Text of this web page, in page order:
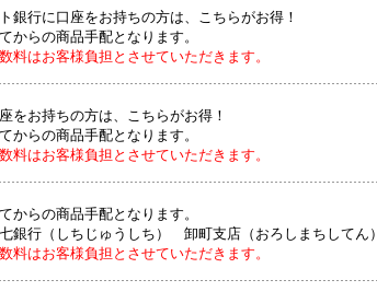
銀行に口座をお持ちの方は、こちらがお得！
からの商品手配となります。
料はお客様負担とさせていただきます。
をお持ちの方は、こちらがお得！
からの商品手配となります。
料はお客様負担とさせていただきます。
からの商品手配となります。
銀行（しちじゅうしち） 卸町支店（おろしまちしてん）
料はお客様負担とさせていただきます。